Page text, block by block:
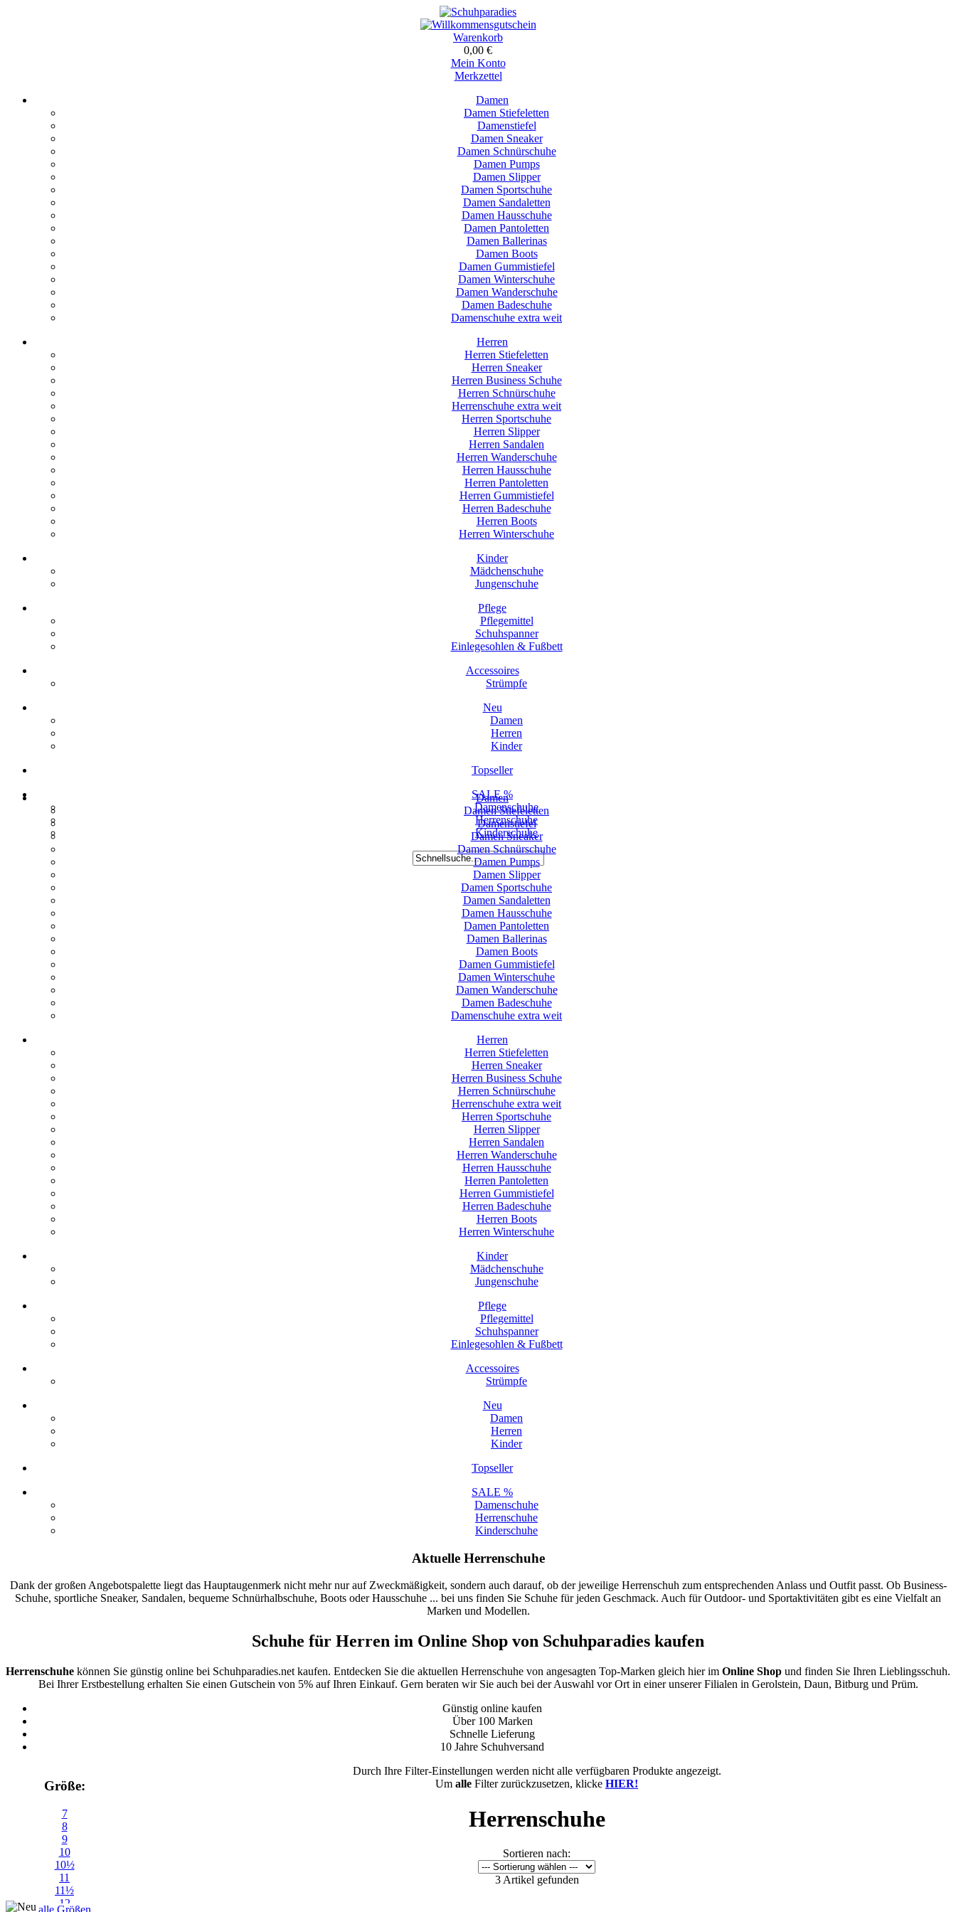
Warenkorb
0,00 €
Mein Konto
Merkzettel
Damen
Damen Stiefeletten
Damenstiefel
Damen Sneaker
Damen Schnürschuhe
Damen Pumps
Damen Slipper
Damen Sportschuhe
Damen Sandaletten
Damen Hausschuhe
Damen Pantoletten
Damen Ballerinas
Damen Boots
Damen Gummistiefel
Damen Winterschuhe
Damen Wanderschuhe
Damen Badeschuhe
Damenschuhe extra weit
Herren
Herren Stiefeletten
Herren Sneaker
Herren Business Schuhe
Herren Schnürschuhe
Herrenschuhe extra weit
Herren Sportschuhe
Herren Slipper
Herren Sandalen
Herren Wanderschuhe
Herren Hausschuhe
Herren Pantoletten
Herren Gummistiefel
Herren Badeschuhe
Herren Boots
Herren Winterschuhe
Kinder
Mädchenschuhe
Jungenschuhe
Pflege
Pflegemittel
Schuhspanner
Einlegesohlen & Fußbett
Accessoires
Strümpfe
Neu
Damen
Herren
Kinder
Topseller
SALE %
Damenschuhe
Herrenschuhe
Kinderschuhe
Damen
Damen Stiefeletten
Damenstiefel
Damen Sneaker
Damen Schnürschuhe
Damen Pumps
Damen Slipper
Damen Sportschuhe
Damen Sandaletten
Damen Hausschuhe
Damen Pantoletten
Damen Ballerinas
Damen Boots
Damen Gummistiefel
Damen Winterschuhe
Damen Wanderschuhe
Damen Badeschuhe
Damenschuhe extra weit
Herren
Herren Stiefeletten
Herren Sneaker
Herren Business Schuhe
Herren Schnürschuhe
Herrenschuhe extra weit
Herren Sportschuhe
Herren Slipper
Herren Sandalen
Herren Wanderschuhe
Herren Hausschuhe
Herren Pantoletten
Herren Gummistiefel
Herren Badeschuhe
Herren Boots
Herren Winterschuhe
Kinder
Mädchenschuhe
Jungenschuhe
Pflege
Pflegemittel
Schuhspanner
Einlegesohlen & Fußbett
Accessoires
Strümpfe
Neu
Damen
Herren
Kinder
Topseller
SALE %
Damenschuhe
Herrenschuhe
Kinderschuhe
Aktuelle Herrenschuhe
Dank der großen Angebotspalette liegt das Hauptaugenmerk nicht mehr nur auf Zweckmäßigkeit, sondern auch darauf, ob der jeweilige Herrenschuh zum entsprechenden Anlass und Outfit passt. Ob Business-
Schuhe, sportliche Sneaker, Sandalen, bequeme Schnürhalbschuhe, Boots oder Hausschuhe ... bei uns finden Sie Schuhe für jeden Geschmack. Auch für Outdoor- und Sportaktivitäten gibt es eine Vielfalt an
Marken und Modellen.
Schuhe für Herren im Online Shop von Schuhparadies kaufen
Herrenschuhe können Sie günstig online bei Schuhparadies.net kaufen. Entdecken Sie die aktuellen Herrenschuhe von angesagten Top-Marken gleich hier im Online Shop und finden Sie Ihren Lieblingsschuh.
Bei Ihrer Erstbestellung erhalten Sie einen Gutschein von 5% auf Ihren Einkauf. Gern beraten wir Sie auch bei der Auswahl vor Ort in einer unserer Filialen in Gerolstein, Daun, Bitburg und Prüm.
Günstig online kaufen
Über 100 Marken
Schnelle Lieferung
10 Jahre Schuhversand
Größe:
7
8
9
10
10½
11
11½
12
alle Größen
Durch Ihre Filter-Einstellungen werden nicht alle verfügbaren Produkte angezeigt.
Um alle Filter zurückzusetzen, klicke HIER!
Herrenschuhe
Sortieren nach:
3 Artikel gefunden